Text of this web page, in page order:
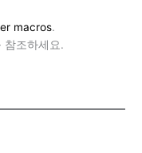
macros.
참조하세요.